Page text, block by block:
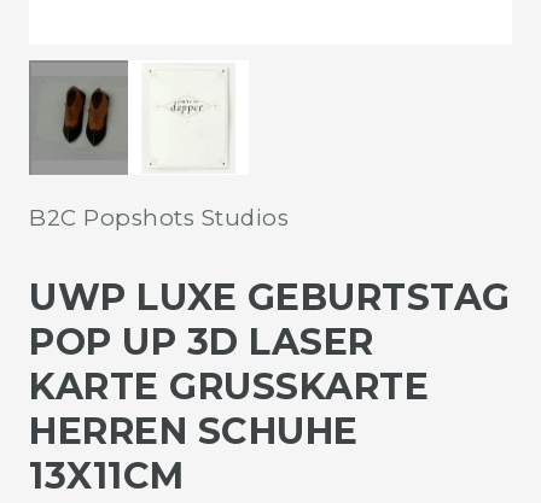
B2C Popshots Studios
UWP LUXE GEBURTSTAG
POP UP 3D LASER
KARTE GRUSSKARTE H
ERREN SCHUHE 1
3X11CM